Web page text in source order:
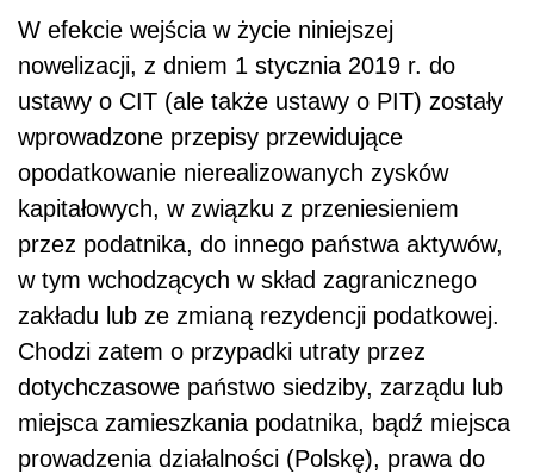
W efekcie wejścia w życie niniejszej
nowelizacji, z dniem 1 stycznia 2019 r. do
ustawy o CIT (ale także ustawy o PIT) zostały
wprowadzone przepisy przewidujące
opodatkowanie nierealizowanych zysków
kapitałowych, w związku z przeniesieniem
przez podatnika, do innego państwa aktywów,
w tym wchodzących w skład zagranicznego
zakładu lub ze zmianą rezydencji podatkowej.
Chodzi zatem o przypadki utraty przez
dotychczasowe państwo siedziby, zarządu lub
miejsca zamieszkania podatnika, bądź miejsca
prowadzenia działalności (Polskę), prawa do